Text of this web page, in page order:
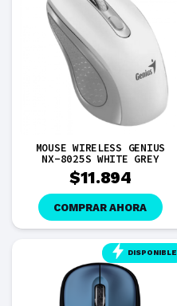
MOUSE WIRELESS GENIUS
NX-8025S WHITE GREY
$11.894
COMPRAR AHORA
DISPONIBLE